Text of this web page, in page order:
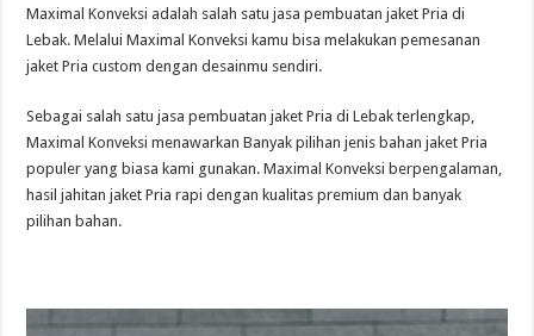
Maximal Konveksi adalah salah satu jasa pembuatan jaket Pria di
Lebak. Melalui Maximal Konveksi kamu bisa melakukan pemesanan
jaket Pria custom dengan desainmu sendiri.
Sebagai salah satu jasa pembuatan jaket Pria di Lebak terlengkap,
Maximal Konveksi menawarkan Banyak pilihan jenis bahan jaket Pria
populer yang biasa kami gunakan. Maximal Konveksi berpengalaman,
hasil jahitan jaket Pria rapi dengan kualitas premium dan banyak
pilihan bahan.